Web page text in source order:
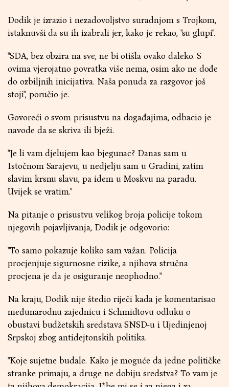
Dodik je izrazio i nezadovoljstvo suradnjom s Trojkom,
istaknuvši da su ih izabrali jer, kako je rekao, "su glupi".
"SDA, bez obzira na sve, ne bi otišla ovako daleko. S
ovima vjerojatno povratka više nema, osim ako ne dođe
do ozbiljnih inicijativa. Naša ponuda za razgovor još
stoji", poručio je.
Govoreći o svom prisustvu na događajima, odbacio je
navode da se skriva ili bježi.
"Je li vam djelujem kao bjegunac? Danas sam u
Istočnom Sarajevu, u nedjelju sam u Gradini, zatim
slavim krsnu slavu, pa idem u Moskvu na paradu.
Uvijek se vratim."
Na pitanje o prisustvu velikog broja policije tokom
njegovih pojavljivanja, Dodik je odgovorio:
"To samo pokazuje koliko sam važan. Policija
procjenjuje sigurnosne rizike, a njihova stručna
procjena je da je osiguranje neophodno."
Na kraju, Dodik nije štedio riječi kada je komentarisao
međunarodnu zajednicu i Schmidtovu odluku o
obustavi budžetskih sredstava SNSD-u i Ujedinjenoj
Srpskoj zbog antidejtonskih politika.
"Koje sujetne budale. Kako je moguće da jedne političke
stranke primaju, a druge ne dobiju sredstva? To vam je